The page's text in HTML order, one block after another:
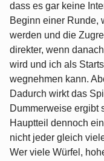
dass es gar keine
Beginn einer Runde,
werden und die
direkter, wenn
wird und ich als
wegnehmen kann.
Dadurch wirkt das
Dummerweise ergibt
Hauptteil dennoch
nicht jeder gleich
Wer viele Würfel,